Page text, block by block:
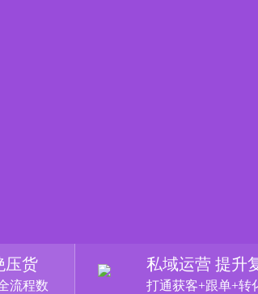
压货
流程数
私域运营 提升
打通获客+跟单+转